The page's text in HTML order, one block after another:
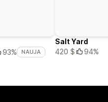
93% NAUJA
Salt Yard
420 $
94%